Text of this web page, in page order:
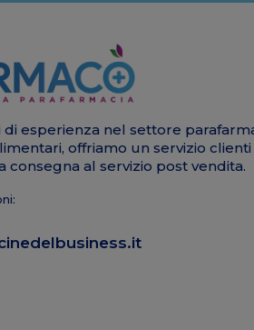
di esperienza nel settore
offriamo un servizio
consegna al servizio post vendita.